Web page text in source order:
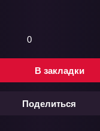
В закладки
Поделиться
0